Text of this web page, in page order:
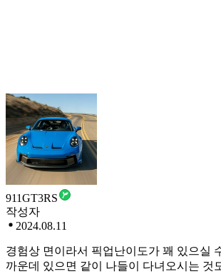
911GT3RS
작성자
2024.08.11
경험상 면이라서 픽업난이도가 꽤 있으실
까운데 있으면 같이 나들이 다녀오시는 것